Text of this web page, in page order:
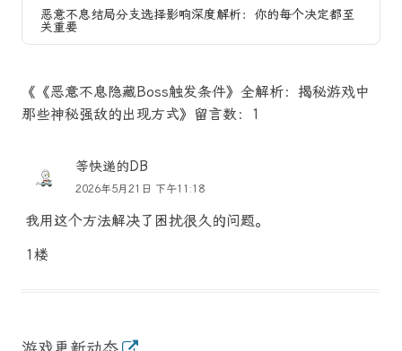
恶意不息结局分支选择影响深度解析：你的每个决定都至
关重要
《《恶意不息隐藏Boss触发条件》全解析：揭秘游戏中
那些神秘强敌的出现方式》留言数：1
等快递的DB
2026年5月21日 下午11:18
我用这个方法解决了困扰很久的问题。
1楼